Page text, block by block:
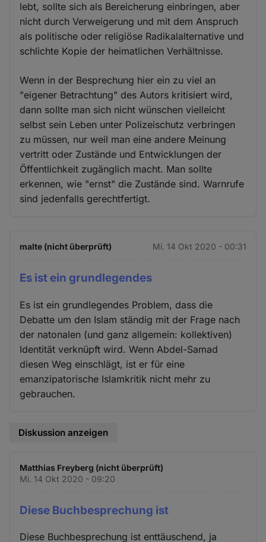
lebt, sollte sich als Bereicherung einbringen, aber
nicht durch Verweigerung und mit dem Anspruch
als politische oder religiöse Radikalalternative und
schlichte Kopie der heimatlichen Verhältnisse.
Wenn in der Besprechung hier ein zu viel an
"eigener Betrachtung" des Autors kritisiert wird,
dann sollte man sich nicht wünschen vielleicht
selbst sein Leben unter Polizeischutz verbringen
zu müssen, nur weil man eine andere Meinung
vertritt oder Zustände und Entwicklungen der
Öffentlichkeit zugänglich macht. Man sollte
erkennen, wie "ernst" die Zustände sind. Warnrufe
sind jedenfalls gerechtfertigt.
malte (nicht überprüft) Mi. 14 Okt 2020 - 00:31
Es ist ein grundlegendes
Es ist ein grundlegendes Problem, dass die
Debatte um den Islam ständig mit der Frage nach
der natonalen (und ganz allgemein: kollektiven)
Identität verknüpft wird. Wenn Abdel-Samad
diesen Weg einschlägt, ist er für eine
emanzipatorische Islamkritik nicht mehr zu
gebrauchen.
Diskussion anzeigen
Matthias Freyberg (nicht überprüft)
Mi. 14 Okt 2020 - 09:20
Diese Buchbesprechung ist
Diese Buchbesprechung ist enttäuschend, ja